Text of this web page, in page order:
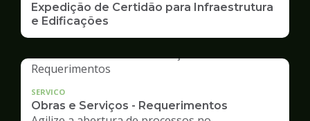
Expedição de Certidão para Infraestrutura
e Edificações
SERVICO
Obras e Serviços - Requerimentos